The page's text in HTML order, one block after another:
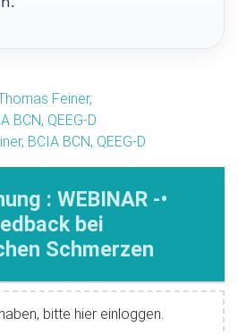
BCIA BCN, QEEG-D
: WEBINAR -•
bei
Schmerzen
bitte hier einloggen.